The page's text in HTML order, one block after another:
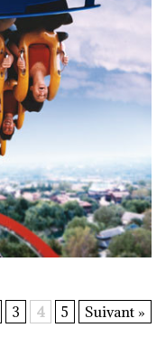
3 4 5 Suivant »